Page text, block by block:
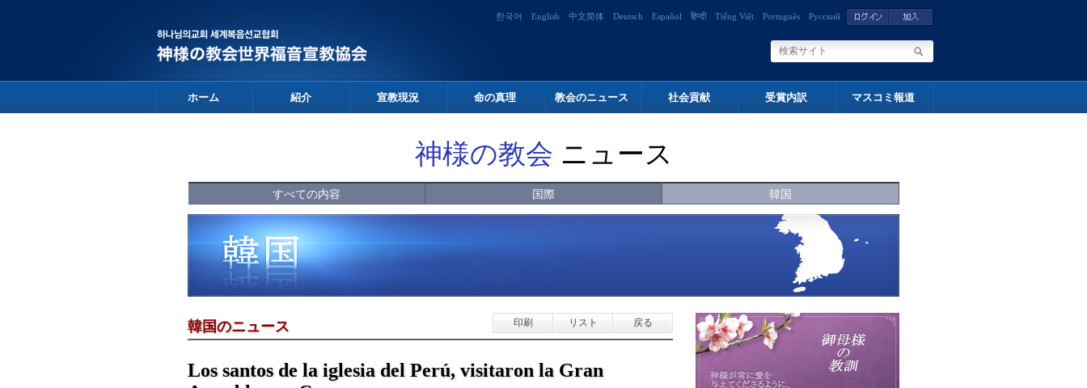
한국어 English 中文简体 Deutsch Español हिन्दी Tiếng Việt Português Русский
ホーム 紹介 宣教現況 命の真理 教会のニュース 社会貢献 受賞内訳 マスコミ報道
神様の教会 ニュース
すべての内容 国際 韓国
韓国のニュース 印刷 リスト 戻る
Los santos de la iglesia del Perú, visitaron la Gran